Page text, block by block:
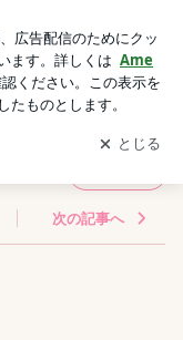
を受け取りまし
開く
次の記事へ